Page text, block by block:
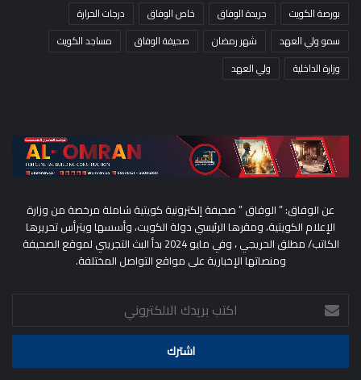
بورصة الكويت
جريدة الوفاق خاص الوفاق
درجات الحرارة
سمو ولي العهد
شهر رمضان صحيفة الوفاق
مساجد الكويت
وزارة الداخلية
ولي العهد
عن الوفاق: ” الوفاق ” صحيفة إلكترونية كويتية شاملة مرخصة من وزارة
الإعلام الكويتية، ومقرها الرئيسي دولة الكويت، وأسسها ويترأس تحريرها
الكاتب/ مطلق الحريجي ، وفي مايو 2024 بدأ البث التجريبي لموقع الصحيفة
ومنصاتها الإخبارية على مواقع التواصل المختلفة.
اكتب
بريدك
الالكتروني